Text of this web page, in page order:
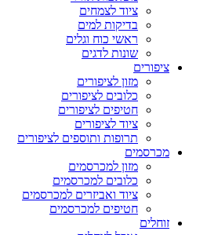
ציוד לצמחים
בדיקות למים
ראשי כוח וגלים
שונות לדגים
ציפורים
מזון לציפורים
כלובים לציפורים
חטיפים לציפורים
ציוד לציפורים
תרופות ותוספים לציפורים
מכרסמים
מזון למכרסמים
כלובים למכרסמים
ציוד ואביזרים למכרסמים
חטיפים למכרסמים
זוחלים